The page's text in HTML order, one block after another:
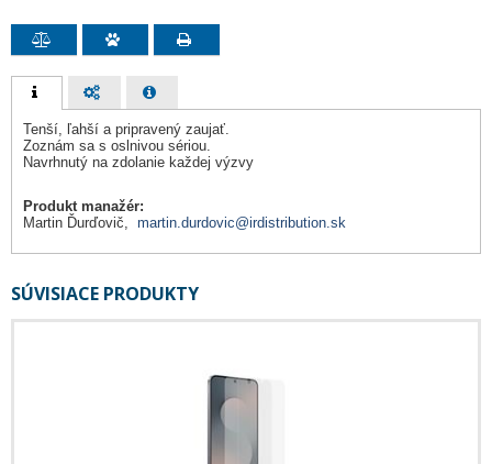
Tenší, ľahší a pripravený zaujať.
Zoznám sa s oslnivou sériou.
Navrhnutý na zdolanie každej výzvy
Produkt manažér:
Martin Ďurďovič, martin.durdovic@irdistribution.sk
SÚVISIACE PRODUKTY